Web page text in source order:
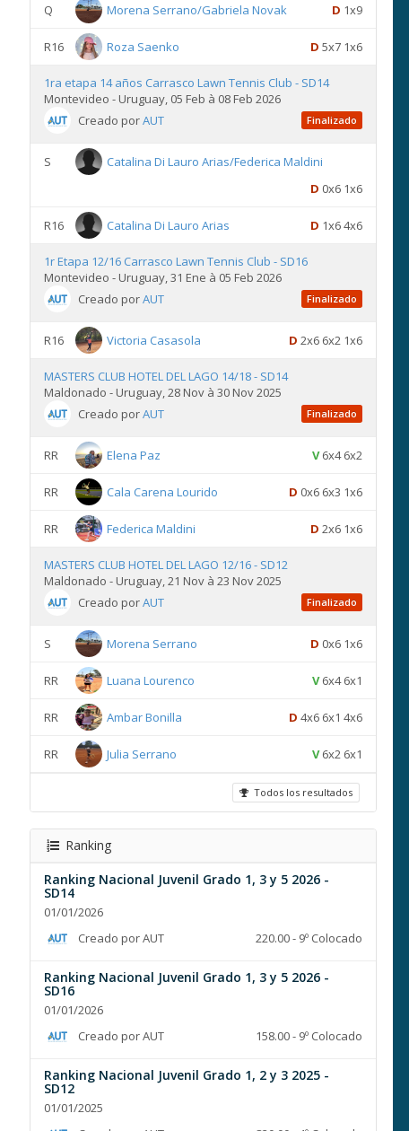
Q Morena Serrano/Gabriela Novak D 1x9
R16 Roza Saenko D 5x7 1x6
1ra etapa 14 años Carrasco Lawn Tennis Club - SD14
Montevideo - Uruguay, 05 Feb à 08 Feb 2026
Creado porAUT Finalizado
S
Catalina Di Lauro Arias/Federica Maldini
D 0x6 1x6
R16 Catalina Di Lauro Arias D 1x6 4x6
1r Etapa 12/16 Carrasco Lawn Tennis Club - SD16
Montevideo - Uruguay, 31 Ene à 05 Feb 2026
Creado porAUT Finalizado
R16 Victoria Casasola D 2x6 6x2 1x6
MASTERS CLUB HOTEL DEL LAGO 14/18 - SD14
Maldonado - Uruguay, 28 Nov à 30 Nov 2025
Creado porAUT Finalizado
RR Elena Paz V6x4 6x2
RR Cala Carena Lourido D 0x6 6x3 1x6
RR Federica Maldini D 2x6 1x6
MASTERS CLUB HOTEL DEL LAGO 12/16 - SD12
Maldonado - Uruguay, 21 Nov à 23 Nov 2025
Creado porAUT Finalizado
S Morena Serrano D 0x6 1x6
RR Luana Lourenco V6x4 6x1
RR Ambar Bonilla D 4x6 6x1 4x6
RR Julia Serrano V6x2 6x1
Todos los resultados
Ranking
Ranking Nacional Juvenil Grado 1, 3 y 5 2026 -
SD14
01/01/2026
Creado por AUT
220.00 - 9º Colocado
Ranking Nacional Juvenil Grado 1, 3 y 5 2026 -
SD16
01/01/2026
Creado por AUT
158.00 - 9º Colocado
Ranking Nacional Juvenil Grado 1, 2 y 3 2025 -
SD12
01/01/2025